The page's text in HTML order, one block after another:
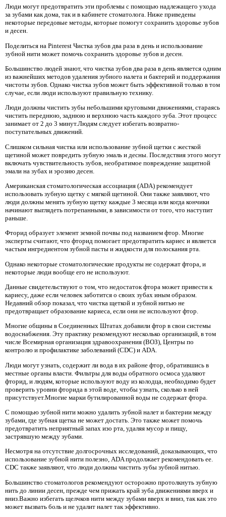
Люди могут предотвратить эти проблемы с помощью надлежащего ухода
за зубами как дома, так и в кабинете стоматолога. Ниже приведены
некоторые передовые методы, которые помогут сохранить здоровье зубов
и десен.
Поделиться на Pinterest Чистка зубов два раза в день и использование
зубной нити может помочь сохранить здоровье зубов и десен.
Большинство людей знают, что чистка зубов два раза в день является одним
из важнейших методов удаления зубного налета и бактерий и поддержания
чистоты зубов. Однако чистка зубов может быть эффективной только в том
случае, если люди используют правильную технику.
Люди должны чистить зубы небольшими круговыми движениями, стараясь
чистить переднюю, заднюю и верхнюю часть каждого зуба. Этот процесс
занимает от 2 до 3 минут.Людям следует избегать возвратно-
поступательных движений.
Слишком сильная чистка или использование зубной щетки с жесткой
щетиной может повредить зубную эмаль и десны. Последствия этого могут
включать чувствительность зубов, необратимое повреждение защитной
эмали на зубах и эрозию десен.
Американская стоматологическая ассоциация (ADA) рекомендует
использовать зубную щетку с мягкой щетиной. Они также заявляют, что
люди должны менять зубную щетку каждые 3 месяца или когда кончики
начинают выглядеть потрепанными, в зависимости от того, что наступит
раньше.
Фторид образует элемент земной почвы под названием фтор. Многие
эксперты считают, что фторид помогает предотвратить кариес и является
частым ингредиентом зубной пасты и жидкости для полоскания рта.
Однако некоторые стоматологические продукты не содержат фтора, и
некоторые люди вообще его не используют.
Данные свидетельствуют о том, что недостаток фтора может привести к
кариесу, даже если человек заботится о своих зубах иным образом.
Недавний обзор показал, что чистка щеткой и зубной нитью не
предотвращает образование кариеса, если они не используют фтор.
Многие общины в Соединенных Штатах добавили фтор в свои системы
водоснабжения. Эту практику рекомендуют несколько организаций, в том
числе Всемирная организация здравоохранения (ВОЗ), Центры по
контролю и профилактике заболеваний (CDC) и ADA.
Люди могут узнать, содержит ли вода в их районе фтор, обратившись в
местные органы власти. Фильтры для воды обратного осмоса удаляют
фторид, и людям, которые используют воду из колодца, необходимо будет
проверить уровни фторида в этой воде, чтобы узнать, сколько в ней
присутствует.Многие марки бутилированной воды не содержат фтора.
С помощью зубной нити можно удалить зубной налет и бактерии между
зубами, где зубная щетка не может достать. Это также может помочь
предотвратить неприятный запах изо рта, удаляя мусор и пищу,
застрявшую между зубами.
Несмотря на отсутствие долгосрочных исследований, доказывающих, что
использование зубной нити полезно, ADA продолжает рекомендовать ее.
CDC также заявляют, что люди должны чистить зубы зубной нитью.
Большинство стоматологов рекомендуют осторожно протолкнуть зубную
нить до линии десен, прежде чем прижать край зуба движениями вверх и
вниз.Важно избегать щелчков нити между зубами вверх и вниз, так как это
может вызвать боль и не удалит налет так эффективно.